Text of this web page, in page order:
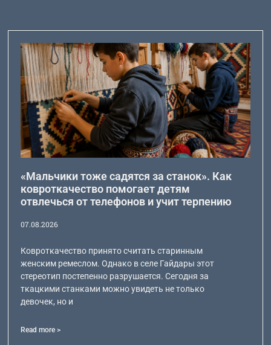
«Мальчики тоже садятся за станок». Как
ковроткачество помогает детям
отвлечься от телефонов и учит терпению
07.08.2026
Ковроткачество принято считать старинным
женским ремеслом. Однако в селе Гайдары этот
стереотип постепенно разрушается. Сегодня за
ткацкими станками можно увидеть не только
девочек, но и
Read more >